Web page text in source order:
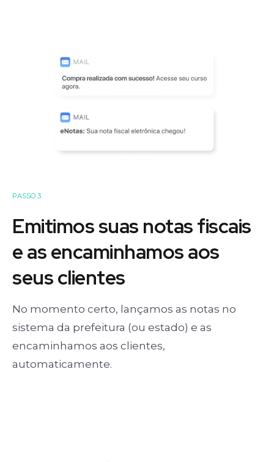
PASSO 3
Emitimos suas notas fiscais
e as encaminhamos aos
seus clientes
No momento certo, lançamos as notas no
sistema da prefeitura (ou estado) e as
encaminhamos aos clientes,
automaticamente.